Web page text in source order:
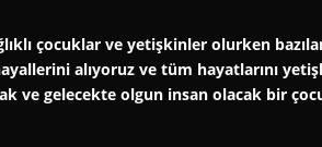
çocuklar ve yetişkinler olurken
alıyoruz ve tüm hayatlarını
ve gelecekte olgun insan olacak bir